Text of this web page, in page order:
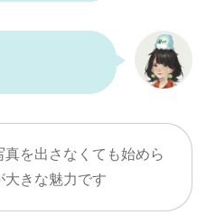
真を出さなくても始めら
大きな魅力です